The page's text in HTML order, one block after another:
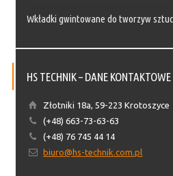
Wkładki gwintowane do tworzyw
HS TECHNIK – DANE KONTAKTOWE
Złotniki 18a, 59-223 Krotoszyce
(+48) 663-73-63-63
(+48) 76 745 44 14
biuro@hs-technik.com.pl